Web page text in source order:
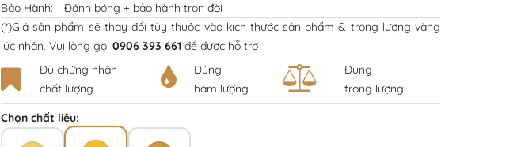
Bảo Hành:
Đánh bóng + bảo hành trọn đời
(*)Giá sản phẩm sẽ thay đổi tùy thuộc vào kích thước sản phẩm & trọng lượng vàng
lúc nhận. Vui lòng gọi 0906 393 661 để được hỗ trợ
Đủ chứng nhận
chất lượng
Đúng
hàm lượng
Đúng
trọng lượng
Chọn chất liệu: